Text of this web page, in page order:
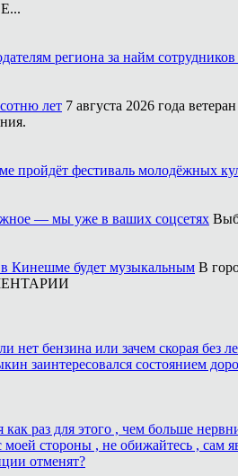
региона за найм
лет 7 августа 2026 года
пройдёт фестиваль молодёжных
— мы уже в ваших соцсетях
Кинешме будет музыкальным В
нет бензина или зачем скорая без
заинтересовался состоянием
как раз для этого , чем больше
моей стороны , не обижайтесь , сам
отменят?